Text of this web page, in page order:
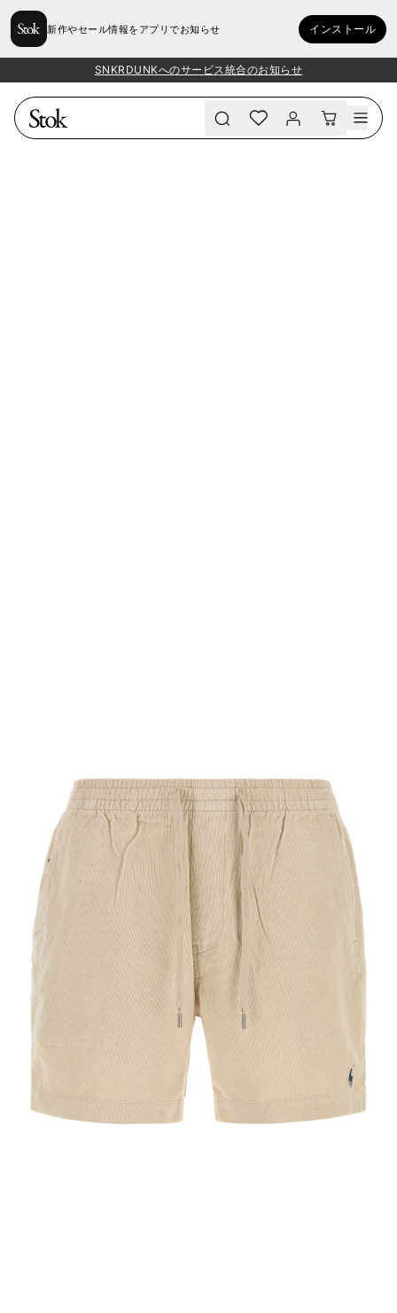
新作やセール情報をアプリでお知らせ インストール
SNKRDUNKへのサービス統合のお知らせ